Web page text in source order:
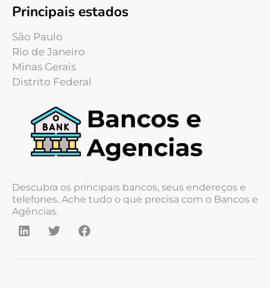
Principais estados
São Paulo
Rio de Janeiro
Minas Gerais
Distrito Federal
Descubra os principais bancos, seus endereços e
telefones. Ache tudo o que precisa com o Bancos e
Agências.